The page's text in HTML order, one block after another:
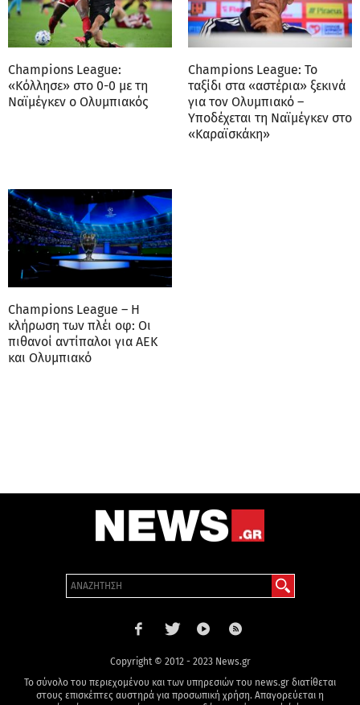
Champions League:
«Κόλλησε» στο 0-0 με τη
Ναϊμέγκεν ο Ολυμπιακός
Champions League: Το
ταξίδι στα «αστέρια» ξεκινά
για τον Ολυμπιακό –
Υποδέχεται τη Ναϊμέγκεν στο
«Καραϊσκάκη»
Champions League – Η
κλήρωση των πλέι οφ: Οι
πιθανοί αντίπαλοι για ΑΕΚ
και Ολυμπιακό
Copyright © 2012 - 2023 News.gr
Το σύνολο του περιεχομένου και των υπηρεσιών του news.gr διατίθεται
στους επισκέπτες αυστηρά για προσωπική χρήση. Απαγορεύεται η